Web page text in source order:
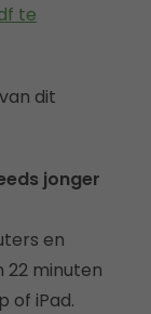
te
dit
jonger
en
22 minuten
of iPad.